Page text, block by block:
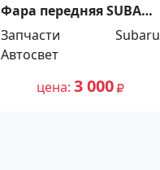
Фара передняя SUBARU
IMPREZA 2000-2003
Краснодар
Запчасти
Subaru
Автосвет
цена 3 000